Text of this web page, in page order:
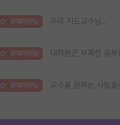
명예의전당 우리 지도교수님..
명예의전당 대학원은 부족한 공부
명예의전당 교수를 원하는 사람